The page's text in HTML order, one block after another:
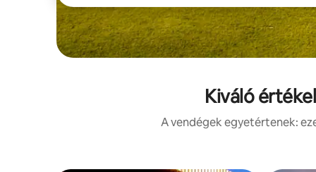
Kiváló
A vendégek egyetértenek: